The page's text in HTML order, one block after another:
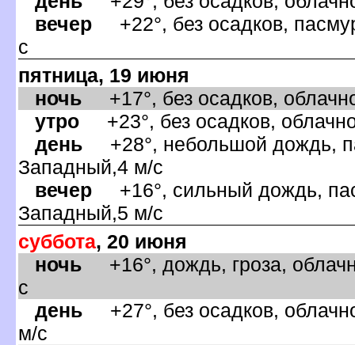
ечер +22°, без осадков,
с
пятница, 19 июня
ночь +17°, без осадков,
утро +23°, без осадков,
день +28°, небольшой дождь,
Западный,4 м/с
ечер +16°, сильный дождь,
Западный,5 м/с
суббота, 20 июня
ночь +16°, дождь, гроза,
с
день +27°, без осадков,
м/с